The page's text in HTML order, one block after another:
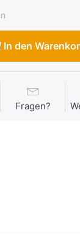
In den
Fragen?